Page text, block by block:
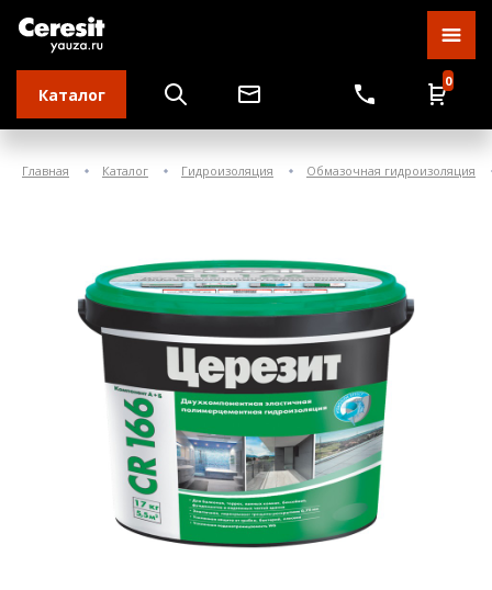
Каталог
0
Главная Каталог Гидроизоляция Обмазочная гидроизоляция